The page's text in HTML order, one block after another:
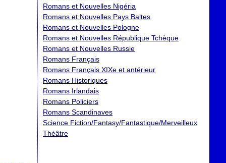
Romans et Nouvelles Nigéria
Romans et Nouvelles Pays Baltes
Romans et Nouvelles Pologne
Romans et Nouvelles République Tchèque
Romans et Nouvelles Russie
Romans Français
Romans Français XIXe et antérieur
Romans Historiques
Romans Irlandais
Romans Policiers
Romans Scandinaves
Science Fiction/Fantasy/Fantastique/Merveilleux
Théâtre